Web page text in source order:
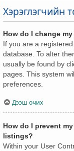
Хэрэглэгчийн
How do I change
If you are a
database. To alter
usually be found by
pages. This system
preferences.
Дээш очих
How do I prevent
listings?
Within your User